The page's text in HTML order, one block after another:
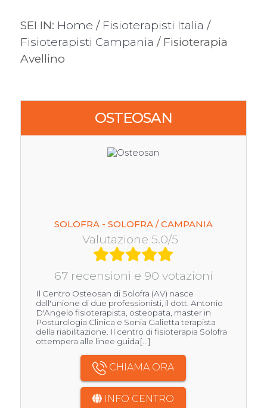
SEI IN: Home / Fisioterapisti Italia /
Fisioterapisti Campania / Fisioterapia
Avellino
OSTEOSAN
SOLOFRA - SOLOFRA / CAMPANIA
Valutazione 5.0/5
67 recensioni e 90 votazioni
Il Centro Osteosan di Solofra (AV) nasce
dall'unione di due professionisti, il dott. Antonio
D'Angelo fisioterapista, osteopata, master in
Posturologia Clinica e Sonia Galietta terapista
della riabilitazione. Il centro di fisioterapia Solofra
ottempera alle linee guida[...]
CHIAMA ORA
INFO CENTRO